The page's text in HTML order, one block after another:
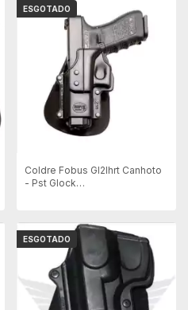
ESGOTADO
Coldre Fobus Gl2lhrt Canhoto
- Pst Glock
ESGOTADO